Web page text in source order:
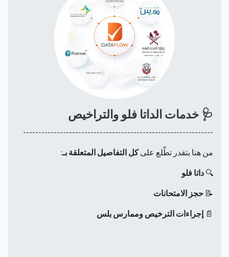
🩺 خدمات الداتا فلو والتراخيص
--------------------------------------------------------------
من هنا بتقدر تطّلع علىكل التفاصيل المتعلقة بـ:
🔍 داتا فلو
📝 حجز الامتحانات
📄 إجراءات الترخيص وممارس بلس